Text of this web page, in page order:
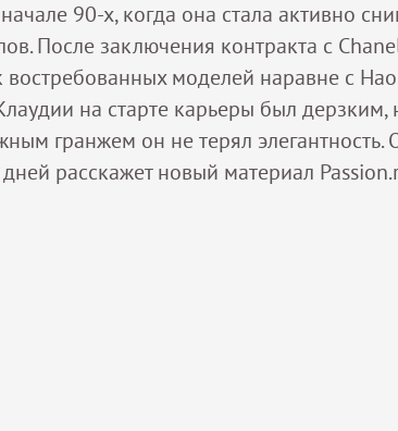
90-х, когда она стала активно
После заключения контракта с
востребованных моделей наравне с
на старте карьеры был
гранжем он не терял элегантность.
расскажет новый материал